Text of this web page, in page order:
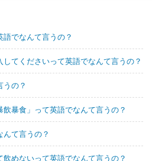
でなんて言うの？
てくださいって英語でなんて言うの？
の？
暴食」って英語でなんて言うの？
て言うの？
めないって英語でなんて言うの？